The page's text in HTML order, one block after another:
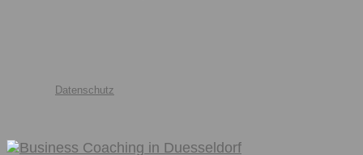
Datenschutz